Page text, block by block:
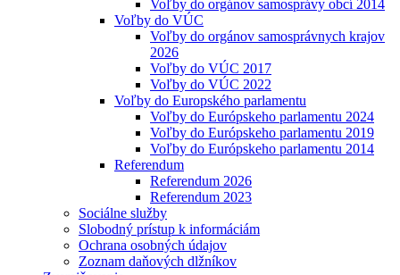
Voľby do orgánov samosprávy obcí 2014
Voľby do VÚC
Voľby do orgánov samosprávnych krajov
2026
Voľby do VÚC 2017
Voľby do VÚC 2022
Voľby do Europského parlamentu
Voľby do Európskeho parlamentu 2024
Voľby do Európskeho parlamentu 2019
Voľby do Európskeho parlamentu 2014
Referendum
Referendum 2026
Referendum 2023
Sociálne služby
Slobodný prístup k informáciám
Ochrana osobných údajov
Zoznam daňových dlžníkov